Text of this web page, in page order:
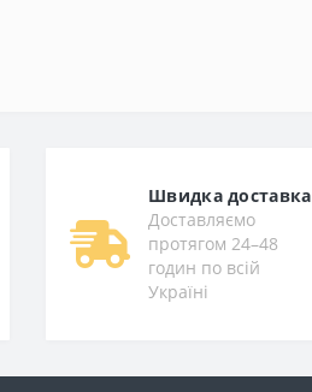
Швидка доставка
Доставляємо
протягом 24–48
годин по всій
Україні